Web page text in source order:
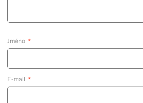
Jméno *
E-mail *